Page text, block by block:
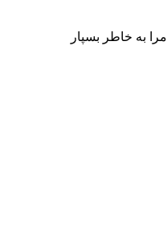
مرا به خاطر بسپار